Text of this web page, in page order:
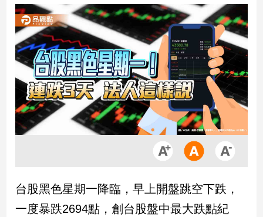
產
經/
股
市
房
地
產
品
政
治
台股黑色星期一降臨，早上開盤跳空下跌，
一度暴跌2694點，創台股盤中最大跌點紀